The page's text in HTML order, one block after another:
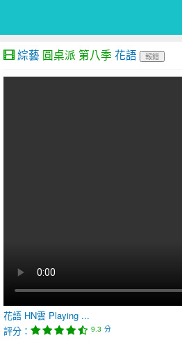
綜藝 圓桌派 第八季 花語 報錯
花語 HN雲 Playing ...
評分：
9.3 分